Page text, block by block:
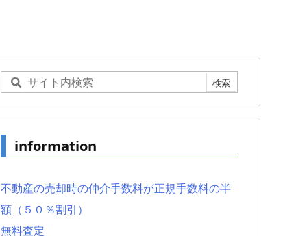
information
不動産の売却時の仲介手数料が正規手数料の半
額（５０％割引）
無料査定